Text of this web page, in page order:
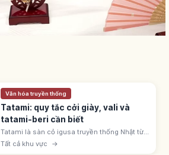
Văn hóa truyền thống
Tatami: quy tắc cởi giày, vali và
tatami-beri cần biết
Tatami là sàn cỏ igusa truyền thống Nhật từ
thời Muromachi. Cởi giày dép, không kéo
vali, tránh giẫm viền tatami-beri; mang tất
Tất cả khu vực →